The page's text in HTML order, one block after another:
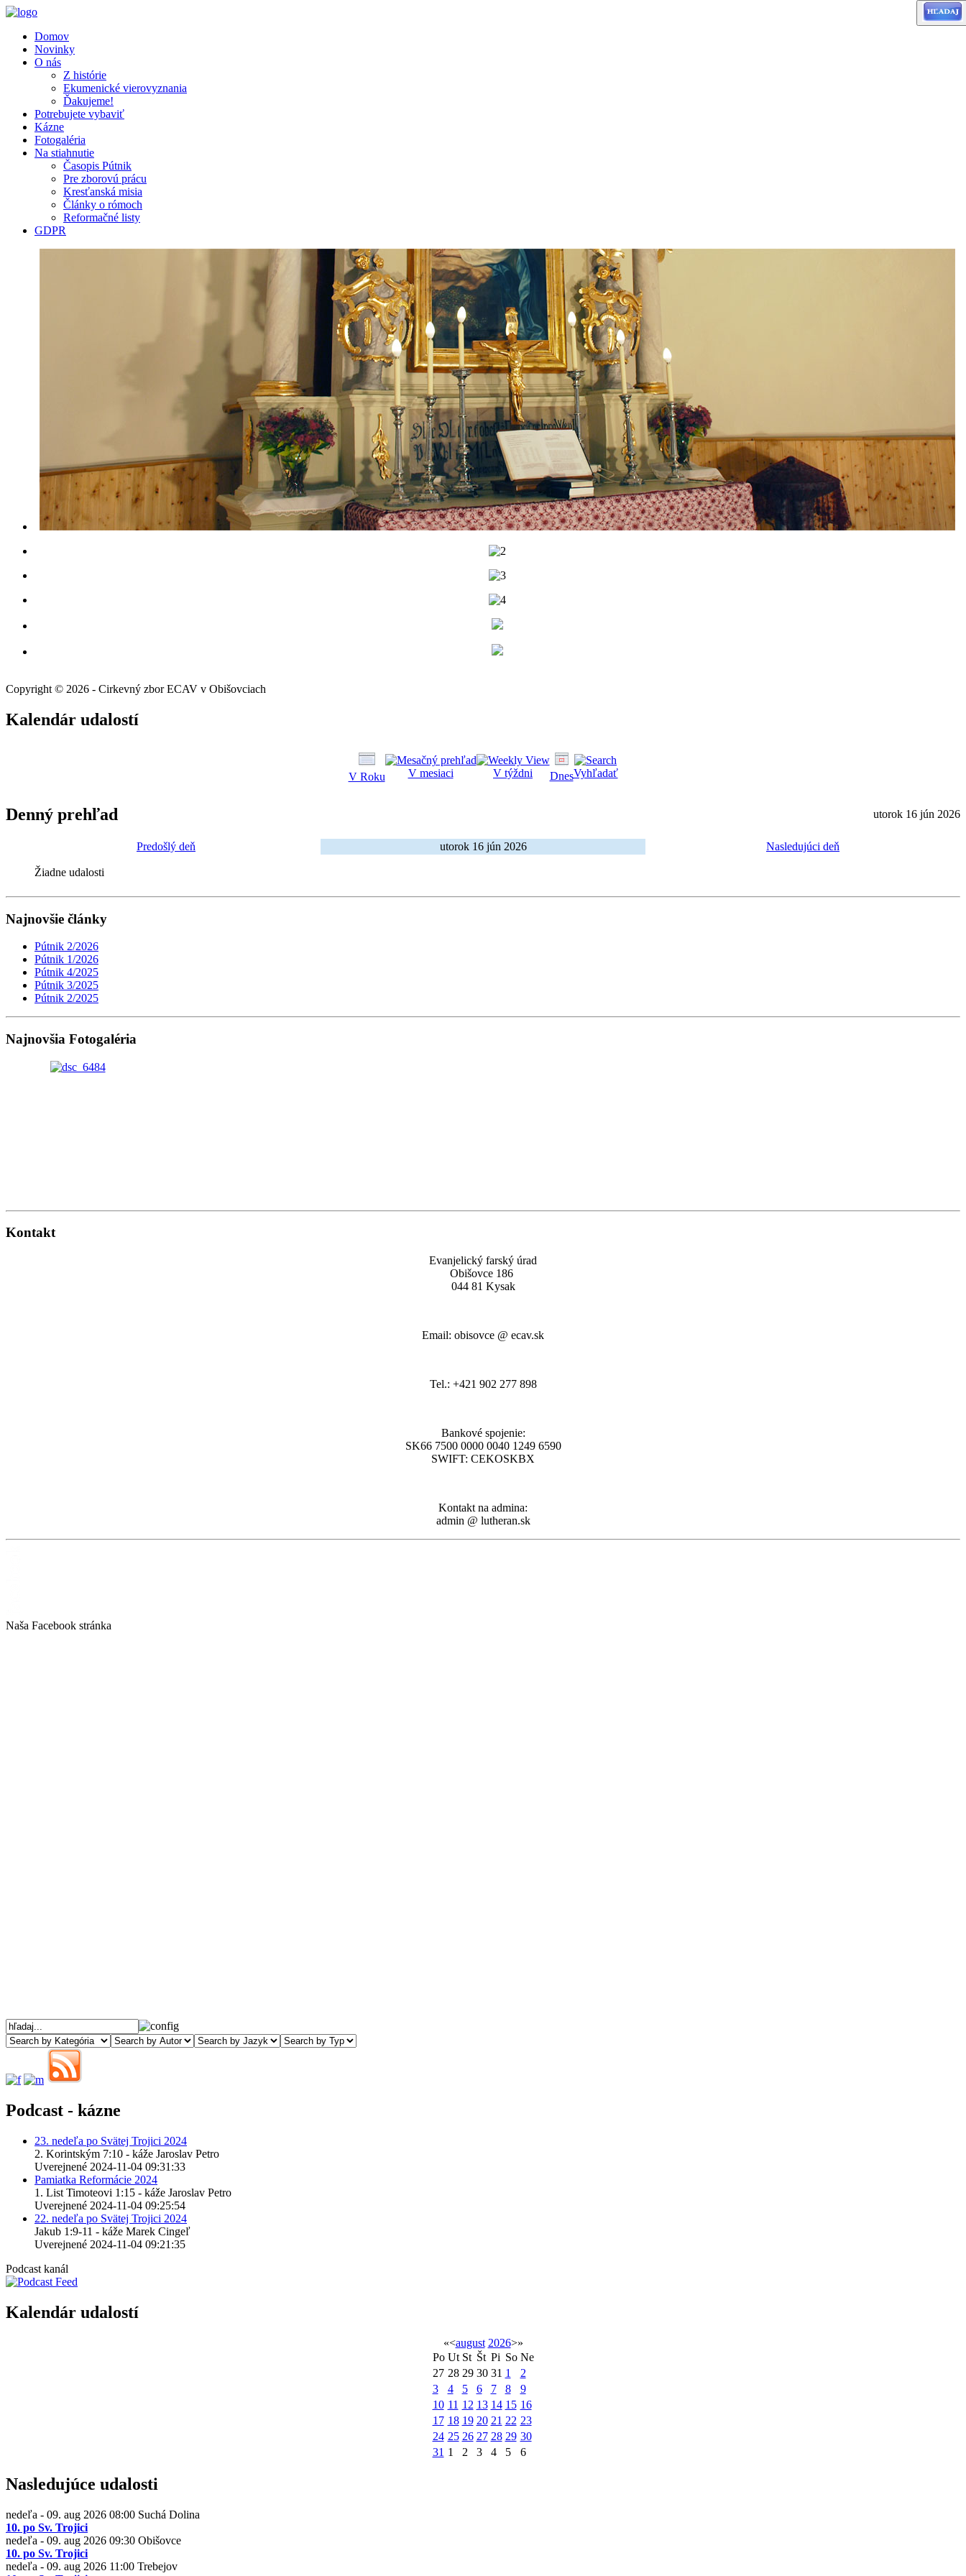
Domov
Novinky
O nás
Z histórie
Ekumenické vierovyznania
Ďakujeme!
Potrebujete vybaviť
Kázne
Fotogaléria
Na stiahnutie
Časopis Pútnik
Pre zborovú prácu
Kresťanská misia
Články o rómoch
Reformačné listy
GDPR
Copyright © 2026 - Cirkevný zbor ECAV v Obišovciach
Kalendár udalostí
V Roku V mesiaci V týždni DnesVyhľadať
Denný prehľad utorok 16 jún 2026
Predošlý deň utorok 16 jún 2026 Nasledujúci deň
Žiadne udalosti
Najnovšie články
Pútnik 2/2026
Pútnik 1/2026
Pútnik 4/2025
Pútnik 3/2025
Pútnik 2/2025
Najnovšia Fotogaléria
Kontakt
Evanjelický farský úrad
Obišovce 186
044 81 Kysak
Email: obisovce @ ecav.sk
Tel.: +421 902 277 898
Bankové spojenie:
SK66 7500 0000 0040 1249 6590
SWIFT: CEKOSKBX
Kontakt na admina:
admin @ lutheran.sk
Naša Facebook stránka
Podcast - kázne
23. nedeľa po Svätej Trojici 2024
2. Korintským 7:10 - káže Jaroslav Petro
Uverejnené 2024-11-04 09:31:33
Pamiatka Reformácie 2024
1. List Timoteovi 1:15 - káže Jaroslav Petro
Uverejnené 2024-11-04 09:25:54
22. nedeľa po Svätej Trojici 2024
Jakub 1:9-11 - káže Marek Cingeľ
Uverejnené 2024-11-04 09:21:35
Podcast kanál
Kalendár udalostí
«<august 2026>»
Po Ut St Št Pi So Ne
27 28 29 30 31 1
2
3
4 5 6 7 8
9
10 11 12 13 14 15 16
17 18 19 20 21 22 23
24 25 26 27 28 29 30
31 1 2 3 4 5 6
Nasledujúce udalosti
nedeľa - 09. aug 2026 08:00 Suchá Dolina
10. po Sv. Trojici
nedeľa - 09. aug 2026 09:30 Obišovce
10. po Sv. Trojici
nedeľa - 09. aug 2026 11:00 Trebejov